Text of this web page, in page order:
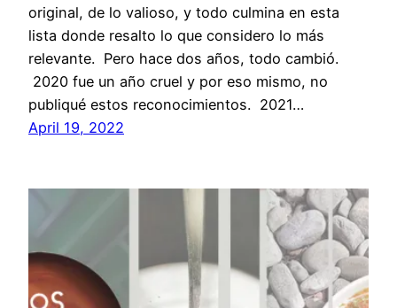
original, de lo valioso, y todo culmina en esta
lista donde resalto lo que considero lo más
relevante. Pero hace dos años, todo cambió.
2020 fue un año cruel y por eso mismo, no
publiqué estos reconocimientos. 2021…
April 19, 2022